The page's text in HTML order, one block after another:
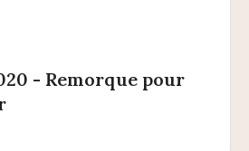
- Remorque pour